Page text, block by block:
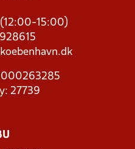
(12:00-15:00)
27739